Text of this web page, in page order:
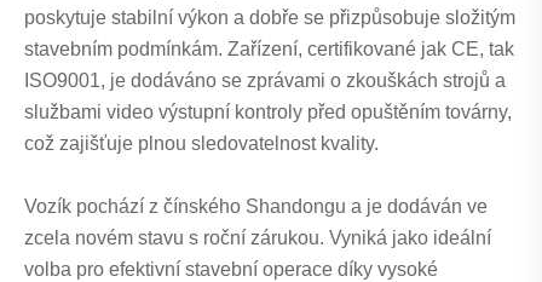
poskytuje stabilní výkon a dobře se přizpůsobuje složitým
stavebním podmínkám. Zařízení, certifikované jak CE, tak
ISO9001, je dodáváno se zprávami o zkouškách strojů a
službami video výstupní kontroly před opuštěním továrny,
což zajišťuje plnou sledovatelnost kvality.
Vozík pochází z čínského Shandongu a je dodáván ve
zcela novém stavu s roční zárukou. Vyniká jako ideální
volba pro efektivní stavební operace díky vysoké